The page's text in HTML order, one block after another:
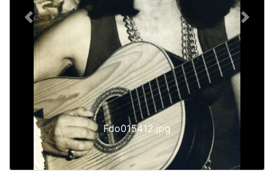
Fdo015412.jpg
Previous Next